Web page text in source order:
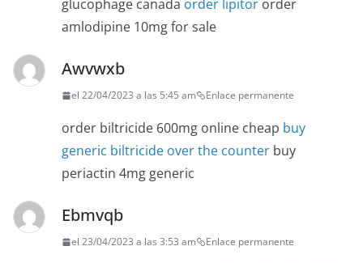
glucophage canada order lipitor order
amlodipine 10mg for sale
Awvwxb
el 22/04/2023 a las 5:45 am Enlace permanente
order biltricide 600mg online cheap buy
generic biltricide over the counter buy
periactin 4mg generic
Ebmvqb
el 23/04/2023 a las 3:53 am Enlace permanente